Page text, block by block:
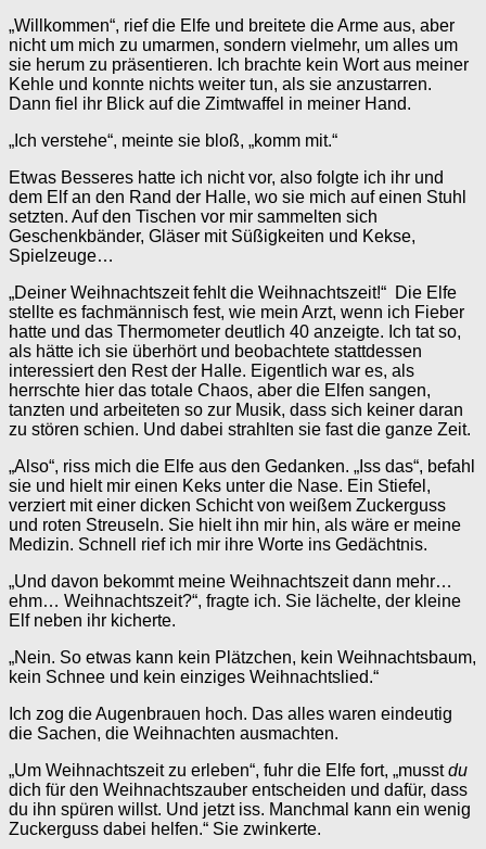
„Willkommen“, rief die Elfe und breitete die Arme aus, aber
nicht um mich zu umarmen, sondern vielmehr, um alles um
sie herum zu präsentieren. Ich brachte kein Wort aus meiner
Kehle und konnte nichts weiter tun, als sie anzustarren.
Dann fiel ihr Blick auf die Zimtwaffel in meiner Hand.
„Ich verstehe“, meinte sie bloß, „komm mit.“
Etwas Besseres hatte ich nicht vor, also folgte ich ihr und
dem Elf an den Rand der Halle, wo sie mich auf einen Stuhl
setzten. Auf den Tischen vor mir sammelten sich
Geschenkbänder, Gläser mit Süßigkeiten und Kekse,
Spielzeuge…
„Deiner Weihnachtszeit fehlt die Weihnachtszeit!“ Die Elfe
stellte es fachmännisch fest, wie mein Arzt, wenn ich Fieber
hatte und das Thermometer deutlich 40 anzeigte. Ich tat so,
als hätte ich sie überhört und beobachtete stattdessen
interessiert den Rest der Halle. Eigentlich war es, als
herrschte hier das totale Chaos, aber die Elfen sangen,
tanzten und arbeiteten so zur Musik, dass sich keiner daran
zu stören schien. Und dabei strahlten sie fast die ganze Zeit.
„Also“, riss mich die Elfe aus den Gedanken. „Iss das“, befahl
sie und hielt mir einen Keks unter die Nase. Ein Stiefel,
verziert mit einer dicken Schicht von weißem Zuckerguss
und roten Streuseln. Sie hielt ihn mir hin, als wäre er meine
Medizin. Schnell rief ich mir ihre Worte ins Gedächtnis.
„Und davon bekommt meine Weihnachtszeit dann mehr…
ehm… Weihnachtszeit?“, fragte ich. Sie lächelte, der kleine
Elf neben ihr kicherte.
„Nein. So etwas kann kein Plätzchen, kein Weihnachtsbaum,
kein Schnee und kein einziges Weihnachtslied.“
Ich zog die Augenbrauen hoch. Das alles waren eindeutig
die Sachen, die Weihnachten ausmachten.
„Um Weihnachtszeit zu erleben“, fuhr die Elfe fort, „musstdu
dich für den Weihnachtszauber entscheiden und dafür, dass
du ihn spüren willst. Und jetzt iss. Manchmal kann ein wenig
Zuckerguss dabei helfen.“ Sie zwinkerte.